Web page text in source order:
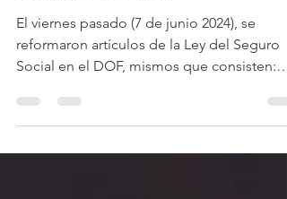
Se reforma Ley de
Seguro Social
reformaron artículos de la Ley del Seguro
Social en el DOF, mismos que consisten:
Convertir a...